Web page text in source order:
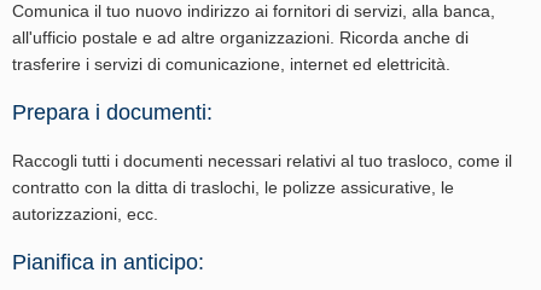
Comunica il tuo nuovo indirizzo ai fornitori di servizi, alla banca,
all'ufficio postale e ad altre organizzazioni. Ricorda anche di
trasferire i servizi di comunicazione, internet ed elettricità.
Prepara i documenti:
Raccogli tutti i documenti necessari relativi al tuo trasloco, come il
contratto con la ditta di traslochi, le polizze assicurative, le
autorizzazioni, ecc.
Pianifica in anticipo: